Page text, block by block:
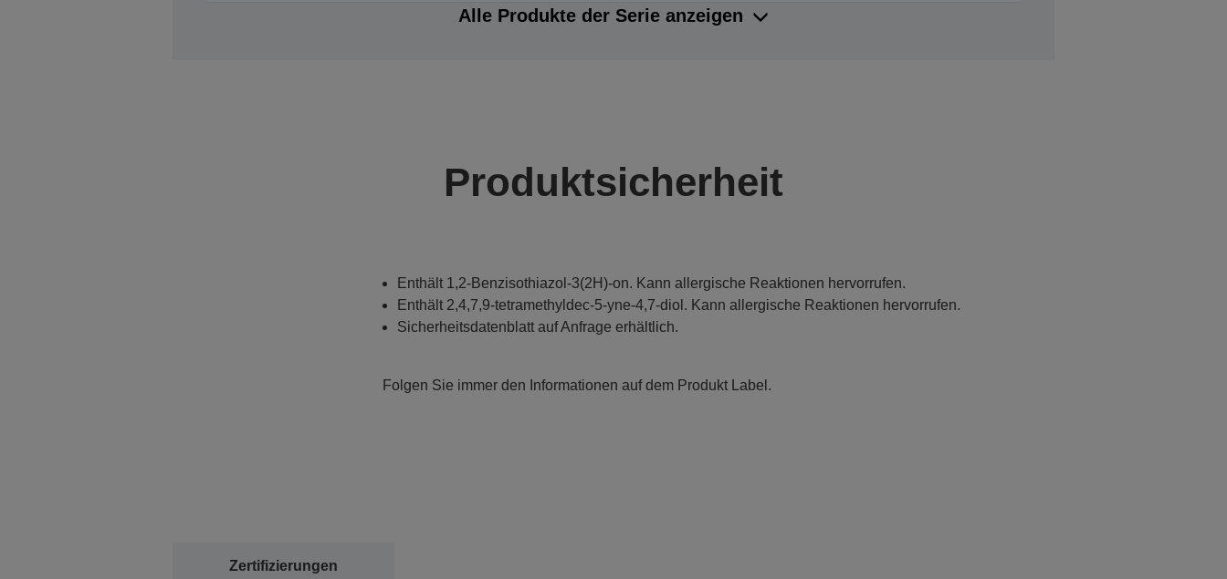
Alle Produkte der Serie anzeigen
Produktsicherheit
Enthält 1,2-Benzisothiazol-3(2H)-on. Kann allergische Reaktionen hervorrufen.
Enthält 2,4,7,9-tetramethyldec-5-yne-4,7-diol. Kann allergische Reaktionen hervorrufen.
Sicherheitsdatenblatt auf Anfrage erhältlich.
Folgen Sie immer den Informationen auf dem Produkt Label.
Zertifizierungen